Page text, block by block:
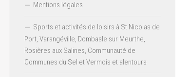
Mentions légales
Sports et activités de loisirs à St Nicolas de
Port, Varangéville, Dombasle sur Meurthe,
Rosières aux Salines, Communauté de
Communes du Sel et Vermois et alentours